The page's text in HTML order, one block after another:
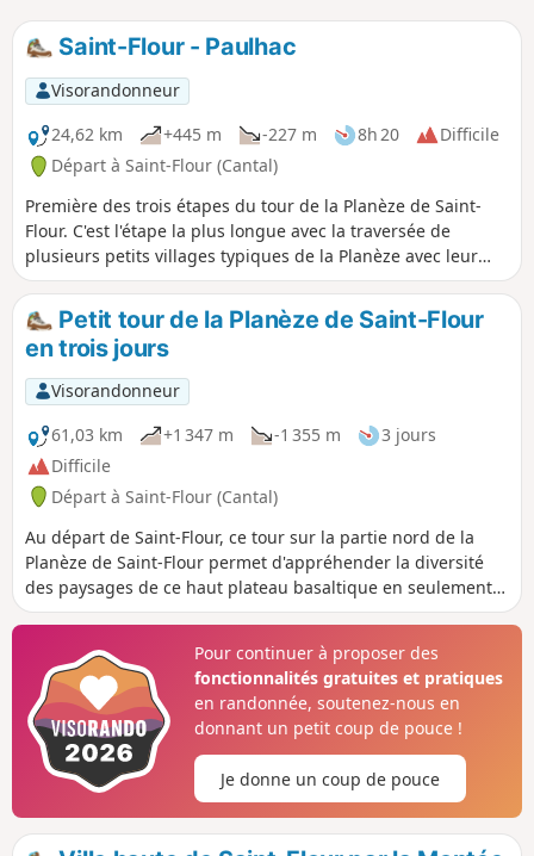
Saint-Flour - Paulhac
Visorandonneur
24,62 km
+445 m -227 m 8h 20
Difficile
Départ à Saint-Flour (Cantal)
Première des trois étapes du tour de la Planèze de Saint-
Flour. C'est l'étape la plus longue avec la traversée de
plusieurs petits villages typiques de la Planèze avec leur
four à pain, qui constituent des abris bienvenus pour une
petite pause par temps pluvieux. Les chemins et petites
routes très tranquilles longent des prairies pâturées, en
saison, par de nombreux troupeaux bovins.
Petit tour de la Planèze de Saint-Flour
en trois jours
Visorandonneur
61,03 km
+1 347 m -1 355 m
3 jours
Difficile
Départ à Saint-Flour (Cantal)
Au départ de Saint-Flour, ce tour sur la partie nord de la
Planèze de Saint-Flour permet d'appréhender la diversité
des paysages de ce haut plateau basaltique en seulement
trois jours de marche. Les étapes à Paulhac et Valuéjols
d'étape. L'itinéraire emprunte en partie une variante du
GR® de pays de Saint-Flour et en partie le GR®4.
Pour continuer à proposer des
fonctionnalités gratuites et pratiques
en randonnée, soutenez-nous en
donnant un petit coup de pouce !
Je donne un coup de pouce